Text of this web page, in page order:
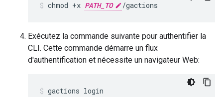
chmod +x PATH_TO /gactions
Exécutez la commande suivante pour authentifier la
CLI. Cette commande démarre un flux
d'authentification et nécessite un navigateur Web:
gactions login